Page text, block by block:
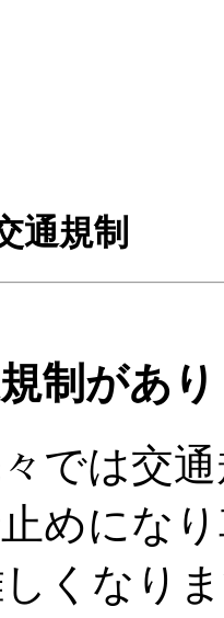
通規制
制があ
では交
めにな
くなり